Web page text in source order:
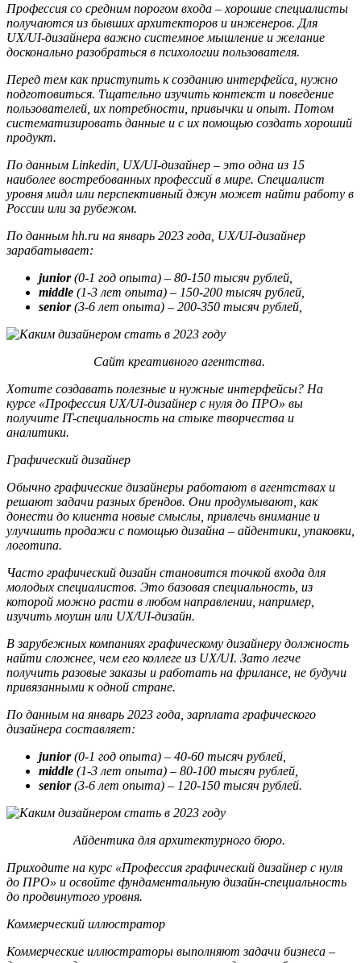
Профессия со средним порогом входа – хорошие специалисты
получаются из бывших архитекторов и инженеров. Для
UX/UI-дизайнера важно системное мышление и желание
досконально разобраться в психологии пользователя.
Перед тем как приступить к созданию интерфейса, нужно
подготовиться. Тщательно изучить контекст и поведение
пользователей, их потребности, привычки и опыт. Потом
систематизировать данные и с их помощью создать хороший
продукт.
По данным Linkedin, UX/UI-дизайнер – это одна из 15
наиболее востребованных профессий в мире. Специалист
уровня мидл или перспективный джун может найти работу в
России или за рубежом.
По данным hh.ru на январь 2023 года, UX/UI-дизайнер
зарабатывает:
junior(0-1 год опыта) – 80-150 тысяч рублей,
middle (1-3 лет опыта) – 150-200 тысяч рублей,
senior(3-6 лет опыта) – 200-350 тысяч рублей,
Сайт креативного агентства.
Хотите создавать полезные и нужные интерфейсы? На
курсе «Профессия UX/UI-дизайнер с нуля до ПРО» вы
получите IT-специальность на стыке творчества и
аналитики.
Графический дизайнер
Обычно графические дизайнеры работают в агентствах и
решают задачи разных брендов. Они продумывают, как
донести до клиента новые смыслы, привлечь внимание и
улучшить продажи с помощью дизайна – айдентики, упаковки,
логотипа.
Часто графический дизайн становится точкой входа для
молодых специалистов. Это базовая специальность, из
которой можно расти в любом направлении, например,
изучить моушн или UX/UI-дизайн.
В зарубежных компаниях графическому дизайнеру должность
найти сложнее, чем его коллеге из UX/UI. Зато легче
получить разовые заказы и работать на фрилансе, не будучи
привязанными к одной стране.
По данным на январь 2023 года, зарплата графического
дизайнера составляет:
junior(0-1 год опыта) – 40-60 тысяч рублей,
middle (1-3 лет опыта) – 80-100 тысяч рублей,
senior(3-6 лет опыта) – 120-150 тысяч рублей.
Айдентика для архитектурного бюро.
Приходите на курс «Профессия графический дизайнер с нуля
до ПРО» и освойте фундаментальную дизайн-специальность
до продвинутого уровня.
Коммерческий иллюстратор
Коммерческие иллюстраторы выполняют задачи бизнеса –